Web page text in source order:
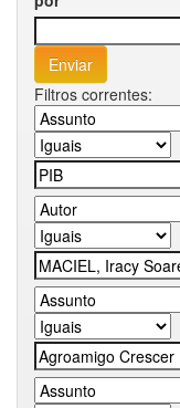
Filtros correntes: